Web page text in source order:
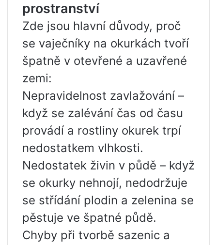
prostranství
Zde jsou hlavní důvody, proč
se vaječníky na okurkách tvoří
špatně v otevřené a uzavřené
zemi:
Nepravidelnost zavlažování –
když se zalévání čas od času
provádí a rostliny okurek trpí
nedostatkem vlhkosti.
Nedostatek živin v půdě – když
se okurky nehnojí, nedodržuje
se střídání plodin a zelenina se
pěstuje ve špatné půdě.
Chyby při tvorbě sazenic a